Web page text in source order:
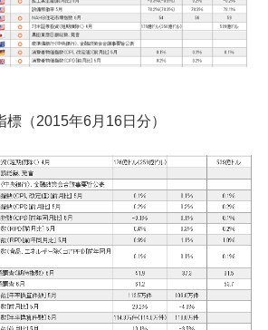
（2015年6月16日分）